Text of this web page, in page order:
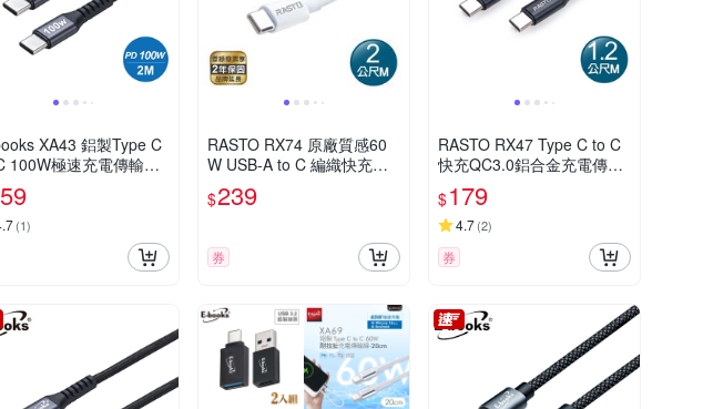
XA43 鋁製Type C
100W極速充電傳輸線-
(1)
RASTO RX74 原廠質感60
W USB-A to C 編織快充傳
輸線-2M
$239
券
RASTO RX47 Type C to C
快充QC3.0鋁合金充電傳輸
線1.2M
$179
4.7(2)
券